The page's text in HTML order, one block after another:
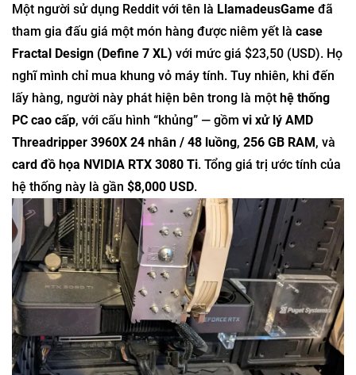
Một người sử dụng Reddit với tên là LlamadeusGame đã
tham gia đấu giá một món hàng được niêm yết là case
Fractal Design (Define 7 XL) với mức giá $23,50 (USD). Họ
nghĩ mình chỉ mua khung vỏ máy tính. Tuy nhiên, khi đến
lấy hàng, người này phát hiện bên trong là một hệ thống
PC cao cấp, với cấu hình “khủng” — gồm vi xử lý AMD
Threadripper 3960X 24 nhân / 48 luồng, 256 GB RAM, và
card đồ họa NVIDIA RTX 3080 Ti. Tổng giá trị ước tính của
hệ thống này là gần $8,000 USD.